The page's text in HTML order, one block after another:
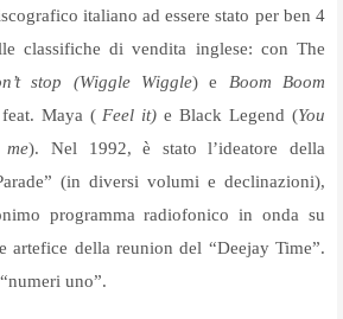
italiano ad essere stato per ben 4
classifiche di vendita inglese: con The
stop (Wiggle Wiggle) e Boom Boom
Maya (Feel it) e Black Legend (You
). Nel 1992, è stato l’ideatore della
(in diversi volumi e declinazioni),
programma radiofonico in onda su
artefice della reunion del “Deejay Time”.
uno”.